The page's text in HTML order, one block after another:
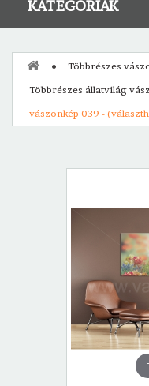
KATEGÓRIÁK
Többrészes
Többrészes állatvilág
vászonkép 039 -